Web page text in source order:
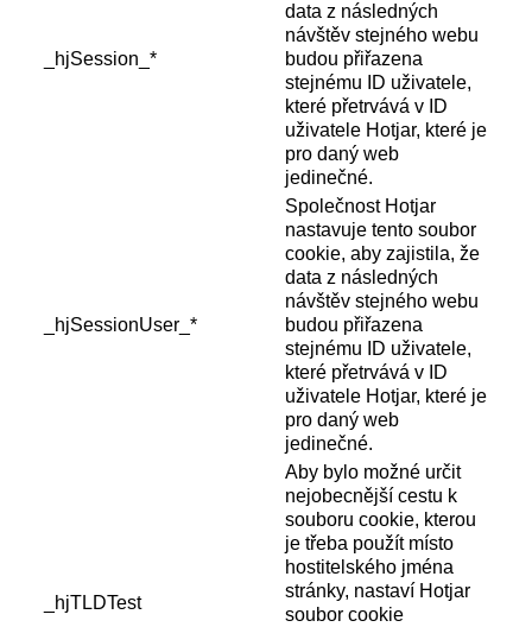
_hjSession_*
data z následných
návštěv stejného webu
budou přiřazena
stejnému ID uživatele,
které přetrvává v ID
uživatele Hotjar, které je
pro daný web
jedinečné.
_hjSessionUser_*
Společnost Hotjar
nastavuje tento soubor
cookie, aby zajistila, že
data z následných
návštěv stejného webu
budou přiřazena
stejnému ID uživatele,
které přetrvává v ID
uživatele Hotjar, které je
pro daný web
jedinečné.
_hjTLDTest
Aby bylo možné určit
nejobecnější cestu k
souboru cookie, kterou
je třeba použít místo
hostitelského jména
stránky, nastaví Hotjar
soubor cookie